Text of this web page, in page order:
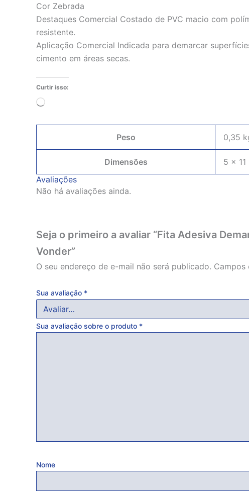
Cor Zebrada
Destaques Comercial Costado de PVC macio com
resistente.
Aplicação Comercial Indicada para demarcar
cimento em áreas secas.
Curtir isso:
Carregando...
Peso 0,35
Dimensões
5 × 11
Avaliações
Não há avaliações ainda.
Seja o primeiro a avaliar “Fita Adesiva
Vonder”
O seu endereço de e-mail não será publicado. Campos
Sua avaliação *
Sua avaliação sobre o produto *
Nome